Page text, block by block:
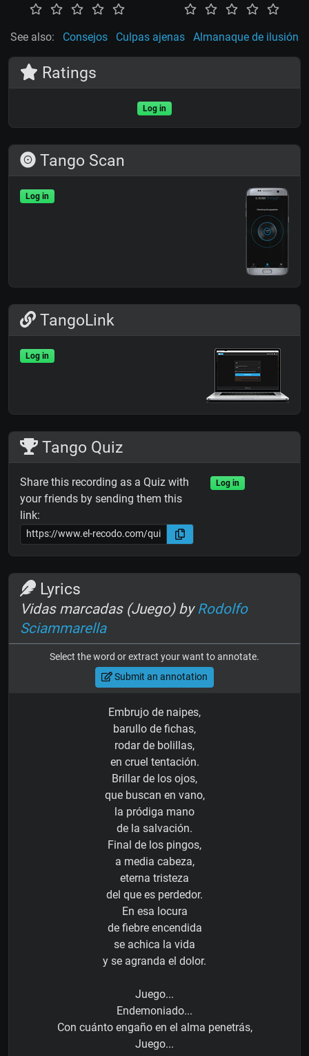
See also: Consejos Culpas ajenas Almanaque de ilusión
Ratings
Log in
Tango Scan
Log in
TangoLink
Log in
Tango Quiz
Share this recording as a Quiz with
your friends by sending them this
link:
Log in
Lyrics
Vidas marcadas (Juego) byRodolfo
Sciammarella
Select the word or extract your want to annotate.
Submit an annotation
Embrujo de naipes,
barullo de fichas,
rodar de bolillas,
en cruel tentación.
Brillar de los ojos,
que buscan en vano,
la pródiga mano
de la salvación.
Final de los pingos,
a media cabeza,
eterna tristeza
del que es perdedor.
En esa locura
de fiebre encendida
se achica la vida
y se agranda el dolor.
Juego...
Endemoniado...
Con cuánto engaño en el alma penetrás,
Juego...